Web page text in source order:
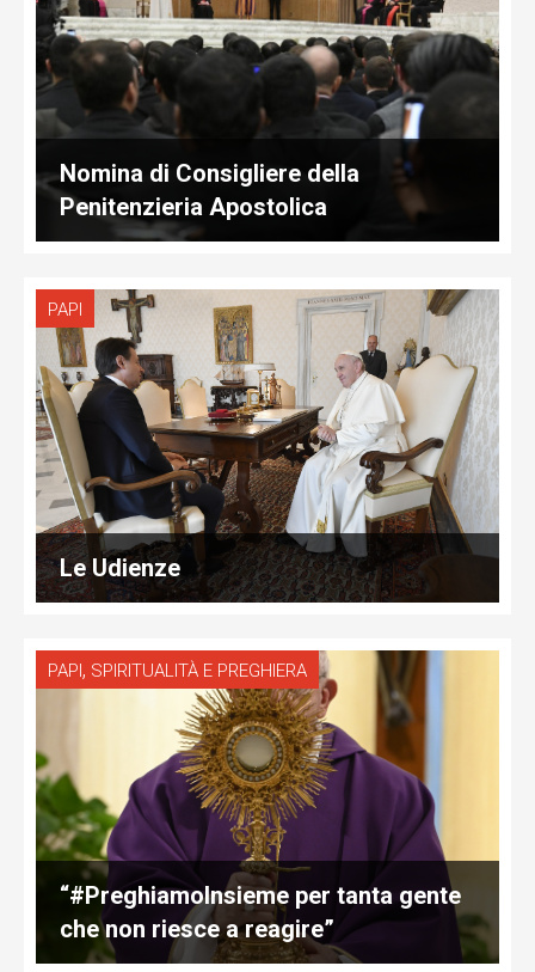
Nomina di Consigliere della
Penitenzieria Apostolica
PAPI
Le Udienze
PAPI, SPIRITUALITÀ E PREGHIERA
“#PreghiamoInsieme per tanta gente
che non riesce a reagire”